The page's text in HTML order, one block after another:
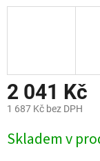
2 041 Kč
1 687 Kč bez DPH
cena:
Skladem v